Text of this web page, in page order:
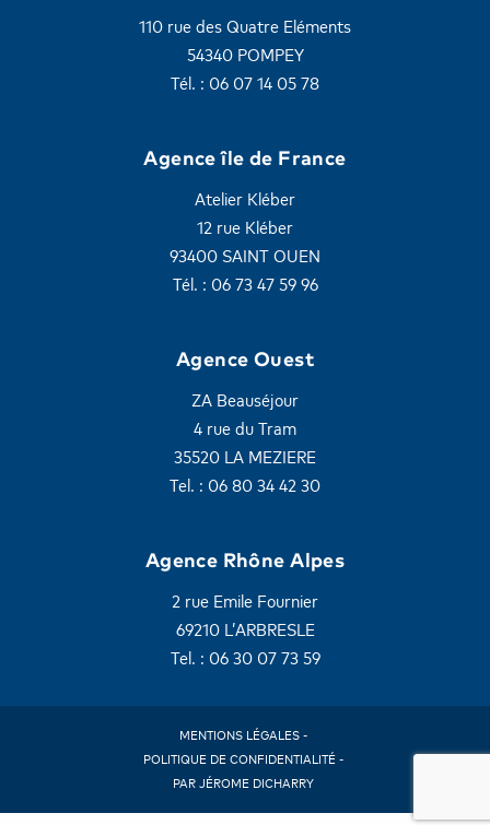
110 rue des Quatre Eléments
54340 POMPEY
Tél. : 06 07 14 05 78
Agence île de France
Atelier Kléber
12 rue Kléber
93400 SAINT OUEN
Tél. : 06 73 47 59 96
Agence Ouest
ZA Beauséjour
4 rue du Tram
35520 LA MEZIERE
Tel. : 06 80 34 42 30
Agence Rhône Alpes
2 rue Emile Fournier
69210 L’ARBRESLE
Tel. : 06 30 07 73 59
MENTIONS LÉGALES -
POLITIQUE DE CONFIDENTIALITÉ -
PAR JÉROME DICHARRY